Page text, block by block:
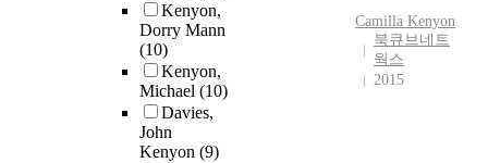
Kenyon,
Dorry Mann
(10)
Kenyon,
Michael (10)
Davies,
John
Kenyon (9)
Camilla Kenyon
북큐브네트
웍스
2015